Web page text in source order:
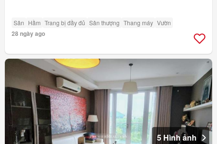
Sân Hầm Trang bị đầy đủ Sân thượng Thang máy Vườn
28 ngày ago
5 Hình ảnh